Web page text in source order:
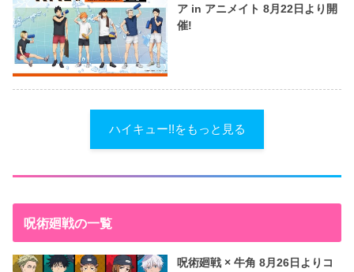
ア in アニメイト 8月22日より開
催!
ハイキュー!!をもっと見る
呪術廻戦の一覧
呪術廻戦 × 牛角 8月26日よりコ